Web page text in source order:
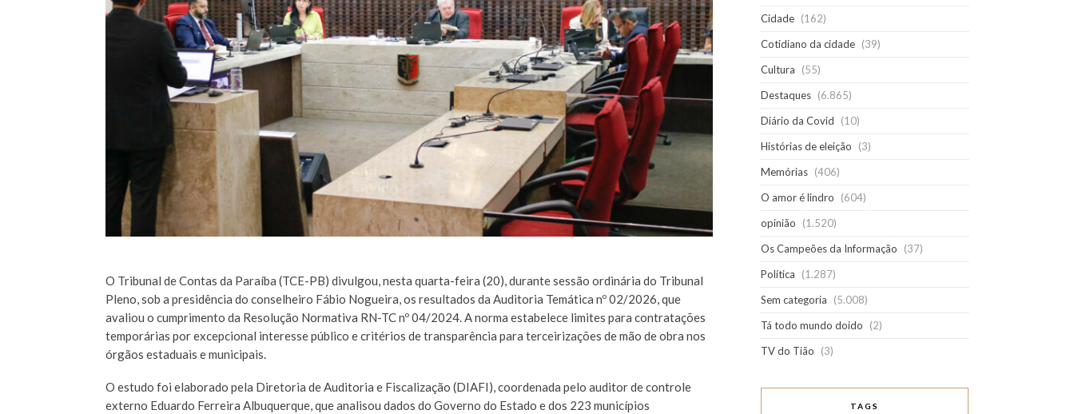
O Tribunal de Contas da Paraíba (TCE-PB) divulgou, nesta quarta-feira (20), durante sessão ordinária do Tribunal
Pleno, sob a presidência do conselheiro Fábio Nogueira, os resultados da Auditoria Temática nº 02/2026, que
avaliou o cumprimento da Resolução Normativa RN-TC nº 04/2024. A norma estabelece limites para contratações
temporárias por excepcional interesse público e critérios de transparência para terceirizações de mão de obra nos
órgãos estaduais e municipais.
O estudo foi elaborado pela Diretoria de Auditoria e Fiscalização (DIAFI), coordenada pelo auditor de controle
externo Eduardo Ferreira Albuquerque, que analisou dados do Governo do Estado e dos 223 municípios
Cidade (162)
Cotidiano da cidade (39)
Cultura
(55)
Destaques (6.865)
Diário da Covid
(10)
Histórias de eleição
(3)
Memórias (406)
O amor é lindro
(604)
opinião
(1.520)
Os Campeões da Informação
(37)
Política
(1.287)
Sem categoria
(5.008)
Tá todo mundo doido
(2)
TV do Tião
(3)
TAGS